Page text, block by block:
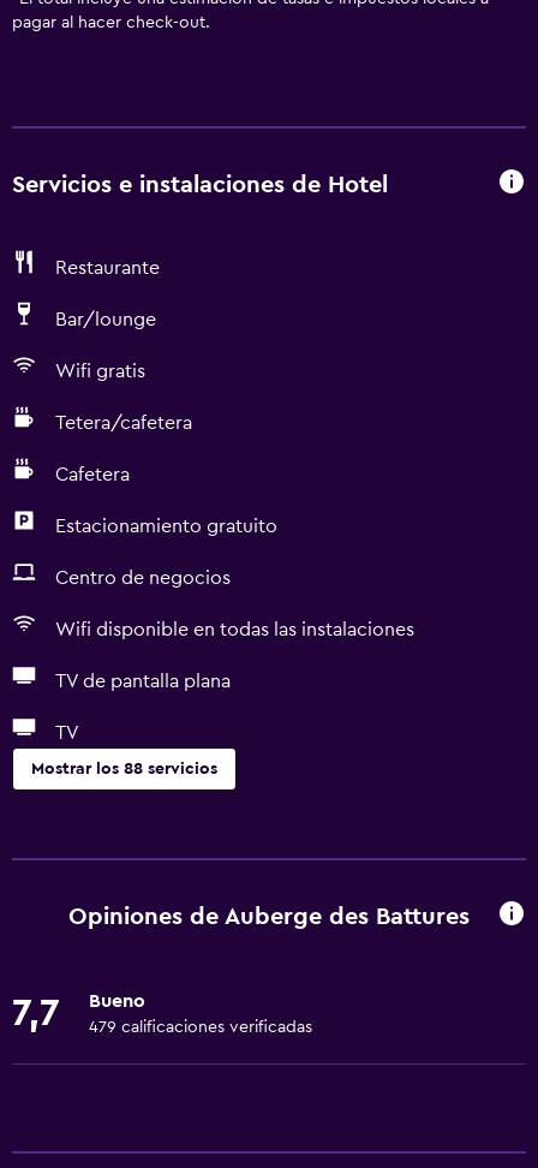
pagar al hacer check-out.
Servicios e instalaciones de Hotel
Restaurante
Bar/lounge
Wifi gratis
Tetera/cafetera
Cafetera
Estacionamiento gratuito
Centro de negocios
Wifi disponible en todas las instalaciones
TV de pantalla plana
TV
Mostrar los 88 servicios
Unidad ubicada en la planta baja
Ascensor
Opiniones de Auberge des Battures
7,7 Bueno
479 calificaciones verificadas